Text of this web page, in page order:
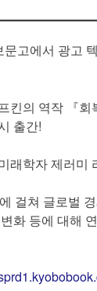
고에서 광고
킨의 역작 『회
출간!
래학자 제러미
걸쳐 글로벌
화 등에 대해